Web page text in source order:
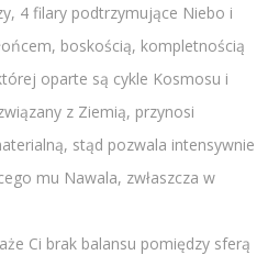
4 filary podtrzymujące Niebo i
boskością, kompletnością
oparte są cykle Kosmosu i
z Ziemią, przynosi
stąd pozwala intensywnie
mu Nawala, zwłaszcza w
Ci brak balansu pomiędzy sferą